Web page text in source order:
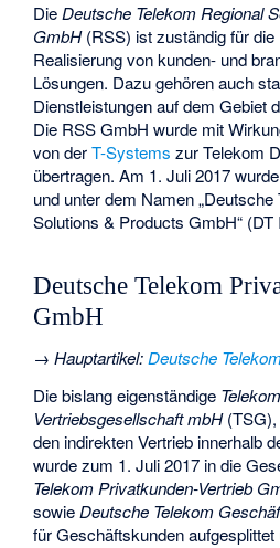
DieDeutsche Telekom Regional
GmbH(RSS) ist zuständig für die
Realisierung von kunden- und
Lösungen. Dazu gehören auch
Dienstleistungen auf dem Gebiet
Die RSS GmbH wurde mit
von derT-Systems zur Telekom
übertragen. Am 1. Juli 2017
und unter dem Namen
Solutions & Products GmbH“
Deutsche Telekom
GmbH
→Hauptartikel:Deutsche
Die bislang eigenständige
Vertriebsgesellschaft mbH(TSG),
den indirekten Vertrieb innerhalb
wurde zum 1. Juli 2017 in die
Telekom Privatkunden-Vertrieb
sowieDeutsche Telekom
für Geschäftskunden